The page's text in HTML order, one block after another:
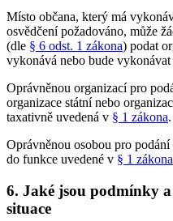
Místo občana, který má
osvědčení požadováno, může
(dle § 6 odst. 1 zákona) podat
vykonává nebo bude
Oprávněnou organizací pro
organizace státní nebo
taxativně uvedená v § 1 zákona.
Oprávněnou osobou pro
do funkce uvedené v § 1 zákona
6. Jaké jsou podmínky
situace